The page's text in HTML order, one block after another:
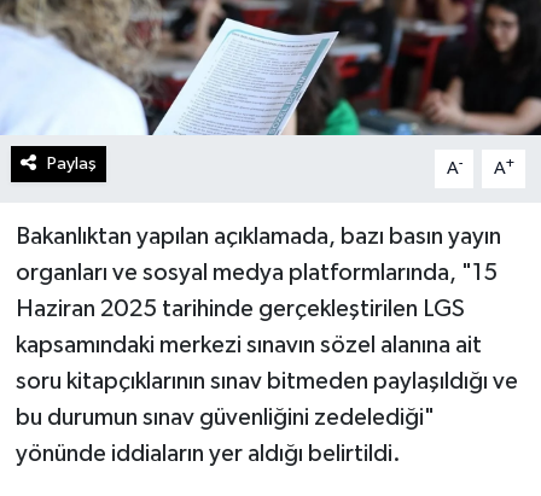
Paylaş A- A+
Bakanlıktan yapılan açıklamada, bazı basın yayın
organları ve sosyal medya platformlarında, "15
Haziran 2025 tarihinde gerçekleştirilen LGS
kapsamındaki merkezi sınavın sözel alanına ait
soru kitapçıklarının sınav bitmeden paylaşıldığı ve
bu durumun sınav güvenliğini zedelediği"
yönünde iddiaların yer aldığı belirtildi.
Lider Haber TV Canlı Yayın izle